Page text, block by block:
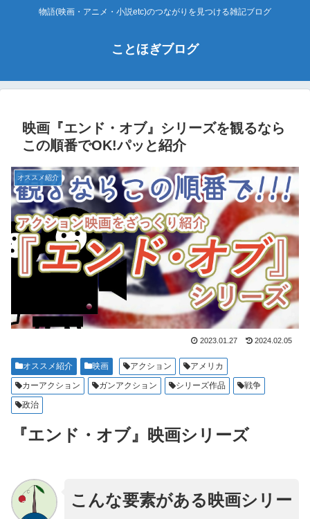
物語(映画・アニメ・小説etc)のつながりを見つける雑記ブログ
ことほぎブログ
映画『エンド・オブ』シリーズを観るなら
この順番でOK!パッと紹介
オススメ紹介
2023.01.27 2024.02.05
オススメ紹介 映画 アクション
アメリカ
カーアクション
ガンアクション シリーズ作品
戦争
政治
『エンド・オブ』映画シリーズ
こんな要素がある映画シリー